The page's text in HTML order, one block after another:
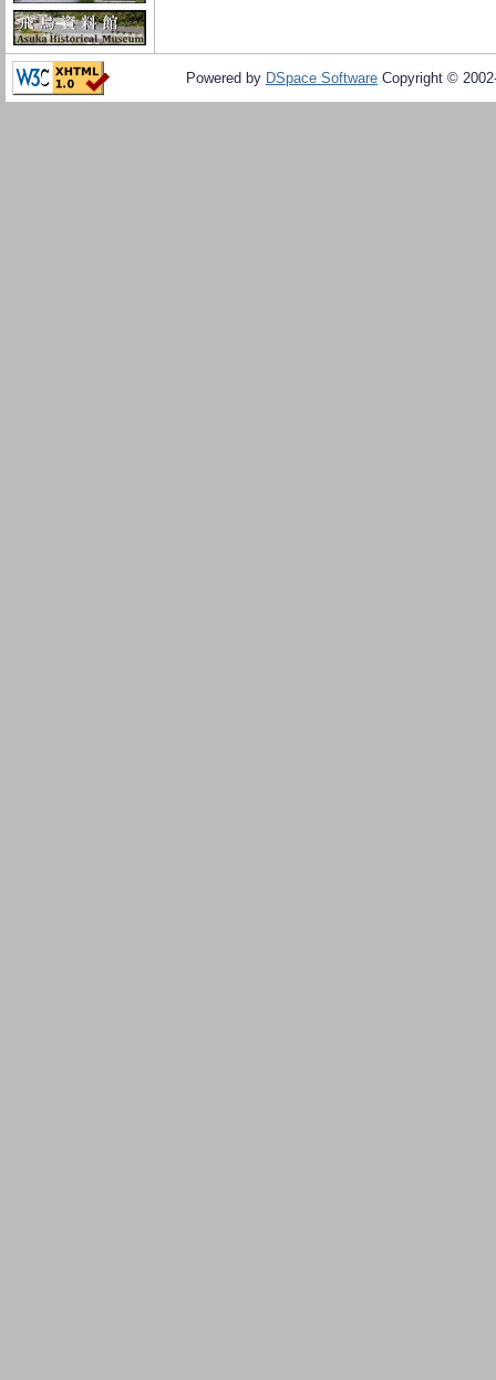
Powered by DSpace Software Copyright ©